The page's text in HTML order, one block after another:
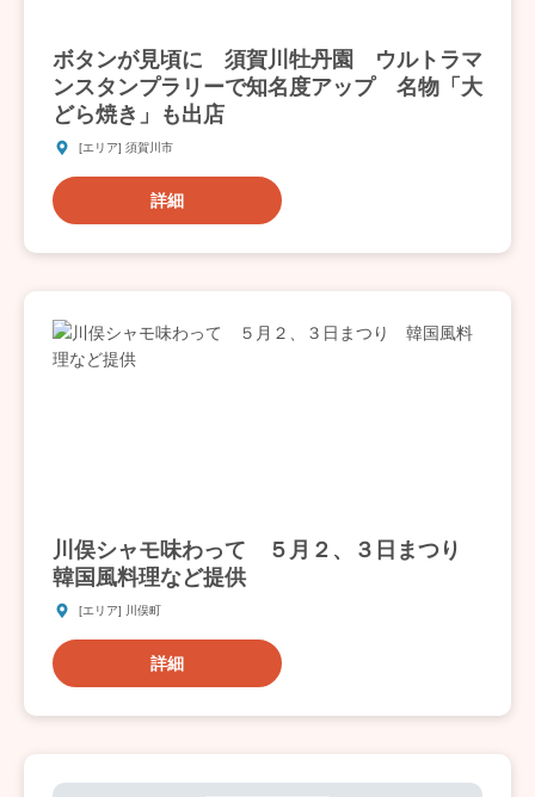
ボタンが見頃に 須賀川牡丹園 ウルトラマ
ンスタンプラリーで知名度アップ 名物「大
どら焼き」も出店
[エリア] 須賀川市
詳細
川俣シャモ味わって ５月２、３日まつり
韓国風料理など提供
[エリア] 川俣町
詳細